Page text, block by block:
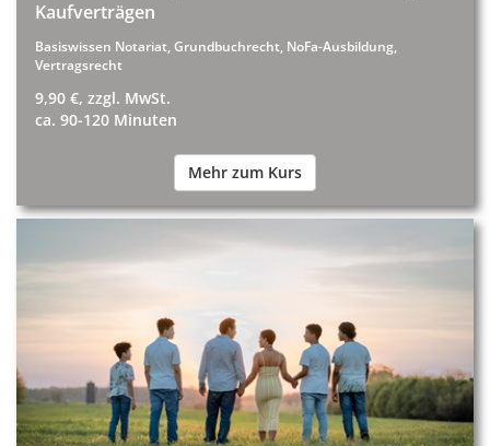
Kaufverträgen
Basiswissen Notariat, Grundbuchrecht, NoFa-Ausbildung,
Vertragsrecht
9,90 €, zzgl. MwSt.
ca. 90-120 Minuten
Mehr zum Kurs